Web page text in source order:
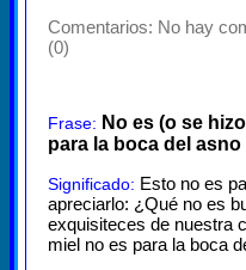
Comentarios: No hay
(0)
Frase: No es (o se
para la boca del asno
Significado: Esto no es
apreciarlo: ¿Qué no es
exquisiteces de nuestra
miel no es para la boca